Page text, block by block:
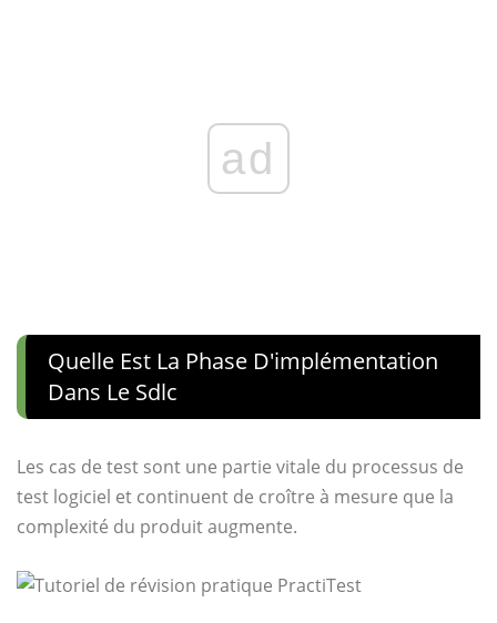
ad
Quelle Est La Phase D'implémentation
Dans Le Sdlc
Les cas de test sont une partie vitale du processus de
test logiciel et continuent de croître à mesure que la
complexité du produit augmente.